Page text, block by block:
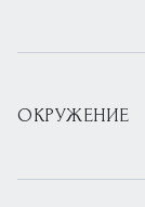
ОКРУЖЕНИЕ